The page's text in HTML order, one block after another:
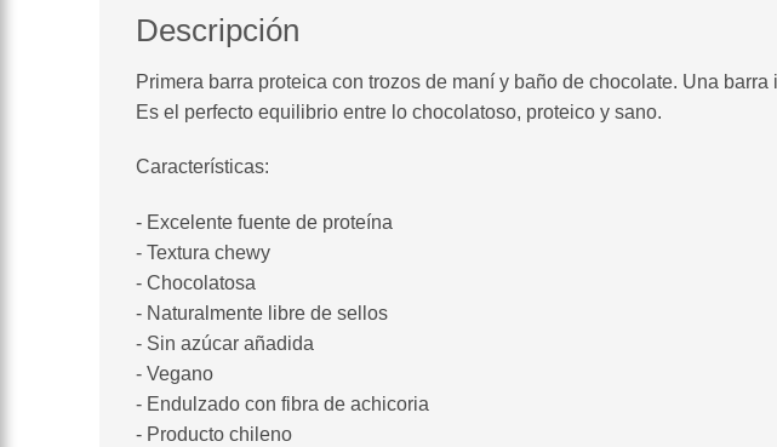
Descripción
Primera barra proteica con trozos de maní y baño de chocolate. Una
Es el perfecto equilibrio entre lo chocolatoso, proteico y sano.
Características:
- Excelente fuente de proteína
- Textura chewy
- Chocolatosa
- Naturalmente libre de sellos
- Sin azúcar añadida
- Vegano
- Endulzado con fibra de achicoria
- Producto chileno